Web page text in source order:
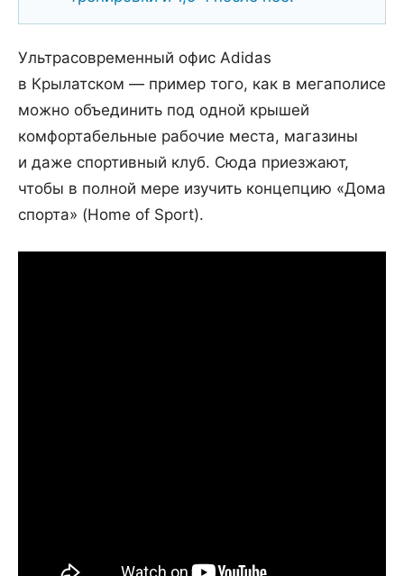
Ультрасовременный офис Adidas
в Крылатском — пример того, как в мегаполисе
можно объединить под одной крышей
комфортабельные рабочие места, магазины
и даже спортивный клуб. Сюда приезжают,
чтобы в полной мере изучить концепцию «Дома
спорта» (Home of Sport).